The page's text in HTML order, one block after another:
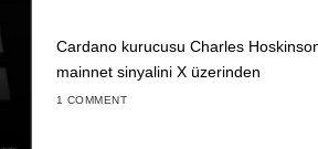
Cardano kurucusu Charles
mainnet sinyalini X üzerinden
1 COMMENT